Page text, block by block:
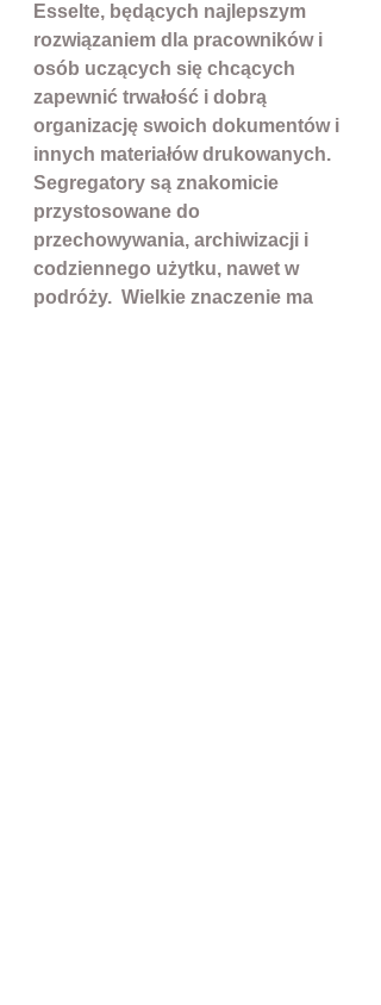
Esselte, będących najlepszym
rozwiązaniem dla pracowników i
osób uczących się chcących
zapewnić trwałość i dobrą
organizację swoich dokumentów i
innych materiałów drukowanych.
Segregatory są znakomicie
przystosowane do
przechowywania, archiwizacji i
codziennego użytku, nawet w
podróży. Wielkie znaczenie ma